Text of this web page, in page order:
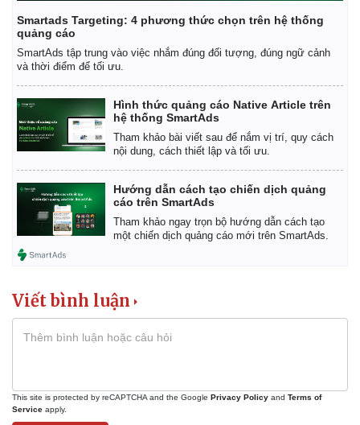
Smartads Targeting: 4 phương thức chọn trên hệ thống
quảng cáo
SmartAds tập trung vào việc nhắm đúng đối tượng, đúng ngữ cảnh
và thời điểm để tối ưu.
Hình thức quảng cáo Native Article trên
hệ thống SmartAds
Tham khảo bài viết sau để nắm vị trí, quy cách
nội dung, cách thiết lập và tối ưu.
Hướng dẫn cách tạo chiến dịch quảng
cáo trên SmartAds
Tham khảo ngay trọn bộ hướng dẫn cách tạo
một chiến dịch quảng cáo mới trên SmartAds.
Viết bình luận
This site is protected by reCAPTCHA and the Google Privacy Policy and Terms of
Service apply.